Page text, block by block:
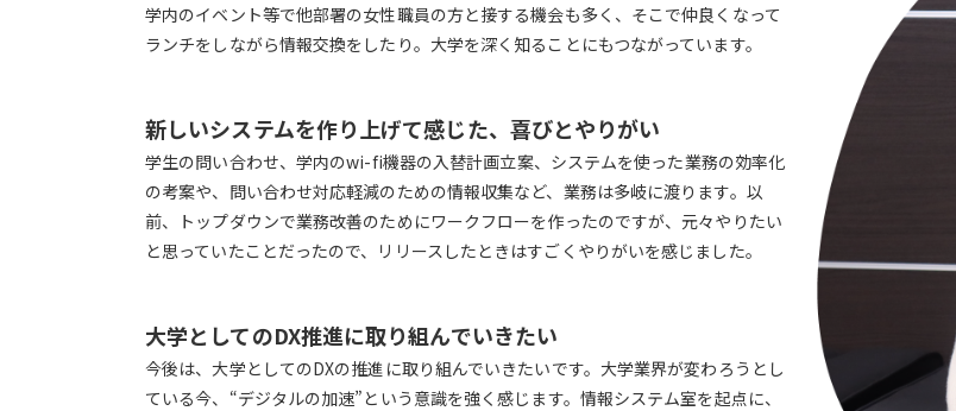
学内のイベント等で他部署の女性職員の方と接する機会も多く、そこで仲良くなって
ランチをしながら情報交換をしたり。大学を深く知ることにもつながっています。
新しいシステムを作り上げて感じた、喜びとやりがい
学生の問い合わせ、学内のwi-fi機器の入替計画立案、システムを使った業務の効率化
の考案や、問い合わせ対応軽減のための情報収集など、業務は多岐に渡ります。以
前、トップダウンで業務改善のためにワークフローを作ったのですが、元々やりたい
と思っていたことだったので、リリースしたときはすごくやりがいを感じました。
大学としてのDX推進に取り組んでいきたい
今後は、大学としてのDXの推進に取り組んでいきたいです。大学業界が変わろうとし
ている今、“デジタルの加速”という意識を強く感じます。情報システム室を起点に、